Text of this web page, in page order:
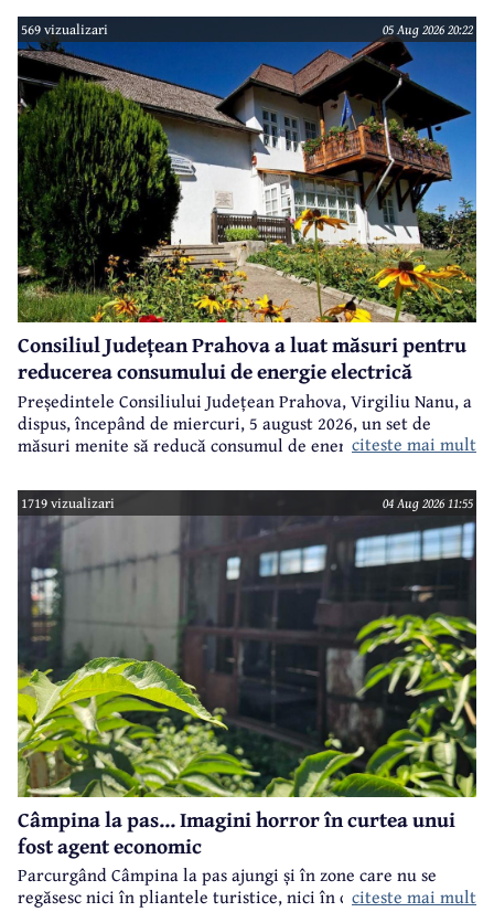
569 vizualizari 05 Aug 2026 20:22
Consiliul Județean Prahova a luat măsuri pentru
reducerea consumului de energie electrică
Președintele Consiliului Județean Prahova, Virgiliu Nanu, a
dispus, începând de miercuri, 5 august 2026, un set de
măsuri menite să reducă consumul de energie electrică în
ca parte a unui demers mai amplu de utilizare responsabilă
a fondurilor publice.
citeste mai mult
1719 vizualizari 04 Aug 2026 11:55
Câmpina la pas... Imagini horror în curtea unui
fost agent economic
Parcurgând Câmpina la pas ajungi și în zone care nu se
regăsesc nici în pliantele turistice, nici în cele.. electorale.
citeste mai mult